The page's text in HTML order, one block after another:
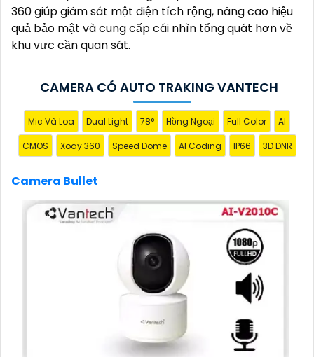
360 giúp giám sát một diện tích rộng, nâng cao hiệu
quả bảo mật và cung cấp cái nhìn tổng quát hơn về
khu vực cần quan sát.
CAMERA CÓ AUTO TRAKING VANTECH
Mic Và Loa Dual Light 78° Hồng Ngoại Full Color AI
CMOS Xoay 360 Speed Dome AI Coding IP66 3D DNR
Camera Bullet